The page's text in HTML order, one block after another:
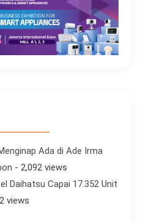
Ada di Ade Irma
- 2,092 views
Daihatsu Capai 17.352 Unit
views